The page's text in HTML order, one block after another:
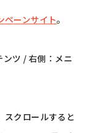
ペーンサイト。
ンツ / 右側：メニ
スクロールすると